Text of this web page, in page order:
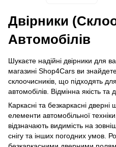
Двірники
Автомобілів
Шукаєте надійні двірники для
магазині Shop4Cars ви
склоочисників, що підходять
автомобілів. Відмінна якість
Каркасні та безкаркасні
елементи автомобільної
відзначають видимість на
снігу та інших погодних умов.